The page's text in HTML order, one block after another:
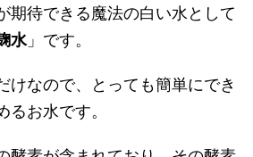
期待できる魔法の白い水として
水」です。
けなので、とっても簡単にでき
お水です。